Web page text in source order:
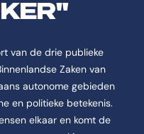
van de drie publieke
Zaken van
autonome gebieden
en politieke betekenis.
elkaar en komt de